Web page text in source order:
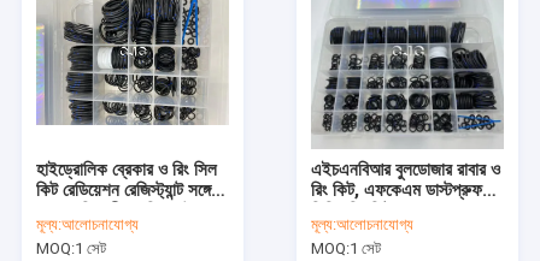
হাইড্রোলিক ব্রেকার ও রিং সিল
কিট রেডিয়েশন রেজিস্ট্যান্ট সঙ্গে
মূল্য:আলোচনাযোগ্য
MOQ:1 সেট
এইচএনবিআর বুলডোজার রাবার ও
রিং কিট, এফকেএম ডাস্টপ্রুফ
ডিগ্রি
মূল্য:আলোচনাযোগ্য
MOQ:1 সেট